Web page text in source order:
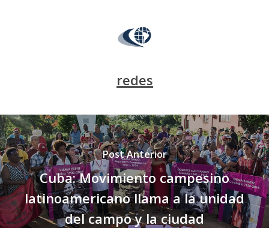
redes
Post Anterior
Cuba: Movimiento campesino
latinoamericano llama a la unidad
del campo y la ciudad